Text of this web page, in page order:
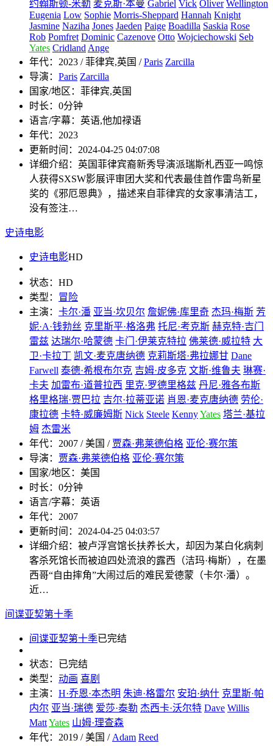
约翰斯顿-米勒 麦克斯·本曼 Gabriel Vick Oliver Wellington
Eugenia Low Sophie Morris-Sheppard Hannah Knight
Jasmine Naziha Jones Jaeden Paige Boadilla Saskia Rose
Rob Pomfret Dominic Cazenove Otto Wojciechowski Seb
Yates CridlandAnge
年代： 2023 / 菲律宾,英国 /Paris Zarcilla
导演： Paris Zarcilla
国家/地区： 菲律宾,英国
时长： 0分钟
语言/字幕： 英语,他加禄语
年代： 2023
更新时间： 2024-04-25 04:07:08
详细介绍： 英国菲律宾裔新秀导演派瑞斯札西亚一鸣惊
人获得SXSW影展评审团大奖和代表最佳首作雷鸟新星
奖的《邪厄恩典》，描述来自菲律宾的女家事清洁工，
没有签注…
史诗电影
史诗电影HD
状态： HD
类型： 冒险
主演： 卡尔·潘 亚当·坎贝尔 詹妮佛·库里奇 杰玛·梅斯 芳
妮·A·钱勃丝 克里斯平·格洛弗 托尼·考克斯 赫克特·吉门
雷兹 达瑞尔·哈蒙德 卡门·伊莱克特拉 佛莱德·威拉特 大
卫·卡拉丁 凯文·麦克唐纳德 克莉斯塔·弗拉娜甘 Dane
Farwell 泰德·希根布尔克 吉姆·皮多克 文斯·维鲁夫 琳赛·
卡夫 加雷布·道普拉西 里克·罗德里格兹 丹尼·雅各布斯
格里格瑞·贾巴拉 吉尔·拉蒂亚诺 肖恩·麦克唐纳德 劳伦·
康拉德 卡特·威廉姆斯 Nick Steele KennyYates 塔兰·基拉
姆 杰雷米
年代： 2007 / 美国 / 贾森·弗莱德伯格 亚伦·赛尔策
导演： 贾森·弗莱德伯格 亚伦·赛尔策
国家/地区： 美国
时长： 0分钟
语言/字幕： 英语
年代： 2007
更新时间： 2024-04-25 04:03:57
详细介绍： 被卢浮宫馆长扶养长大，却因为某白化病刺
客杀死馆长而被迫四处流浪的露西（洁玛·梅斯），在墨
西哥“自由摔角”大闹过后的难民爱德蒙（卡尔·潘）。
近…
间谍亚契第十季
间谍亚契第十季已完结
状态： 已完结
类型： 动画 喜剧
主演： H·乔恩·本杰明 朱迪·格雷尔 安珀·纳什 克里斯·帕
内尔 亚当·瑞德 爱莎·泰勒 杰西卡·沃尔特 Dave Willis
MattYates 山姆·理查森
年代： 2019 / 美国 /Adam Reed